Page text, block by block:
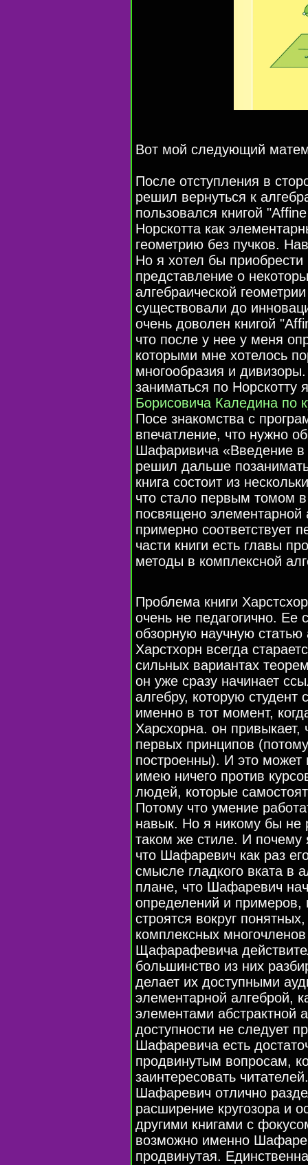
Вот мой следующий
После отступления в
решил вернуться к
пользовался книгой
Норскотта как
геометрию без пучков.
Но я хотел бы приобрести
представление о
алгебраической
существовали до
очень доволен книгой
что после у нее у меня
которыми мне хотелось
многообразия и
заниматься по
Борисовича Каледина по
Посе знакомства с
впечатление, что нужно
Шафаривича «Введение в
решил дальше
книга состоит из
что стало первым томом
посвящено элементарной
примерно соответствует
части книги есть главы
методы в комплексной
Проблема книги
очень не педагогично.
обзорную научную
Харстхорн всегда
сильных вариантах
он уже сразу начинает
алгебру, которую
именно в тот момент,
Харсхорна. он привыкает,
первых принципов
построенны). И это может
имею ничего против
людей, которые
Потому что умение
навык. Но я никому бы не
таком же стиле. И
что Шафаревич как раз
смысле гладкого вката в
плане, что Шафаревич
определений и примеров,
строятся вокруг
комплексных
Щафарафевича
большинство из них
делает их доступными
элементарной алгеброй,
элементами абстрактной
доступности не следует
Шафаревича есть
продвинутым вопросам,
заинтересовать
Шафаревич отлично
расширение кругозора и
другими книгами с
возможно именно
продвинутая.